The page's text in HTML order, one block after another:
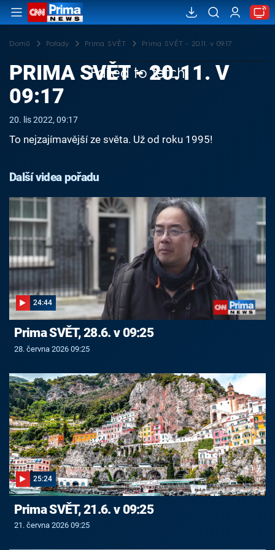
Domů Pořady Prima SVĚT Prima SVĚT - 20.11. v 09:17
Failed to fetch
PRIMA SVĚT - 20.11. V
09:17
20. lis 2022, 09:17
To nejzajímavější ze světa. Už od roku 1995!
Další videa pořadu
24:44
Prima SVĚT, 28.6. v 09:25
28. června 2026 09:25
25:24
Prima SVĚT, 21.6. v 09:25
21. června 2026 09:25